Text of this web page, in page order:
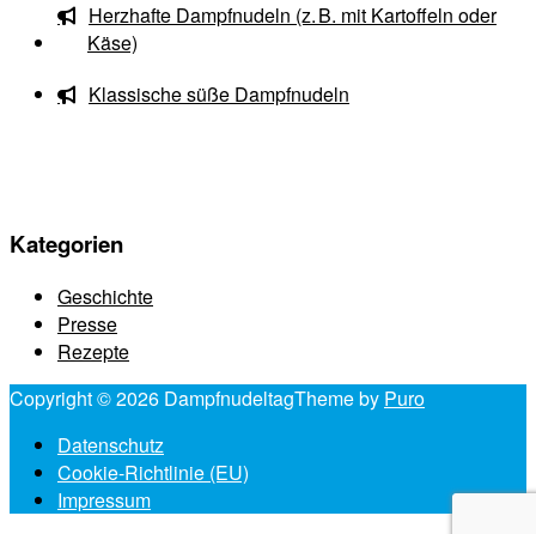
Herzhafte Dampfnudeln (z. B. mit Kartoffeln oder
Käse)
Klassische süße Dampfnudeln
Kategorien
Geschichte
Presse
Rezepte
Copyright © 2026 DampfnudeltagTheme by Puro
Datenschutz
Cookie-Richtlinie (EU)
Impressum